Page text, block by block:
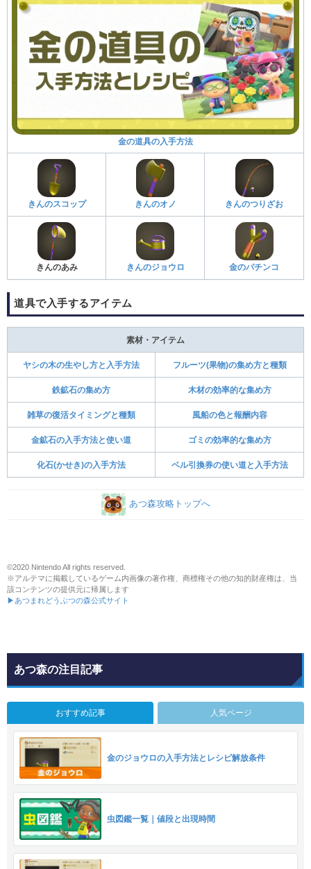
金の道具の入手方法
きんのスコップ きんのオノ きんのつりざお
きんのあみ きんのジョウロ 金のパチンコ
道具で入手するアイテム
素材・アイテム
ヤシの木の生やし方と入手方法 フルーツ(果物)の集め方と種類
鉄鉱石の集め方 木材の効率的な集め方
雑草の復活タイミングと種類 風船の色と報酬内容
金鉱石の入手方法と使い道 ゴミの効率的な集め方
化石(かせき)の入手方法 ベル引換券の使い道と入手方法
あつ森攻略トップへ
©2020 Nintendo All rights reserved.
※アルテマに掲載しているゲーム内画像の著作権、商標権その他の知的財産権は、当
該コンテンツの提供元に帰属します
▶あつまれどうぶつの森公式サイト
あつ森の注目記事
おすすめ記事 人気ページ
金のジョウロの入手方法とレシピ解放条件
虫図鑑一覧｜値段と出現時間